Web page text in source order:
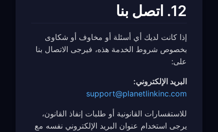
12. اتصل بنا
إذا كانت لديك أي أسئلة أو مخاوف أو شكاوى
بخصوص شروط الخدمة هذه، فيرجى الاتصال بنا
على:
البريد الإلكتروني:
support@planetlinkinc.com
للاستفسارات القانونية أو طلبات إنفاذ القانون،
يرجى استخدام عنوان البريد الإلكتروني نفسه مع